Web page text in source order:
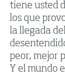
tiene usted
los que
la llegada
peor, mejor
Y el mundo